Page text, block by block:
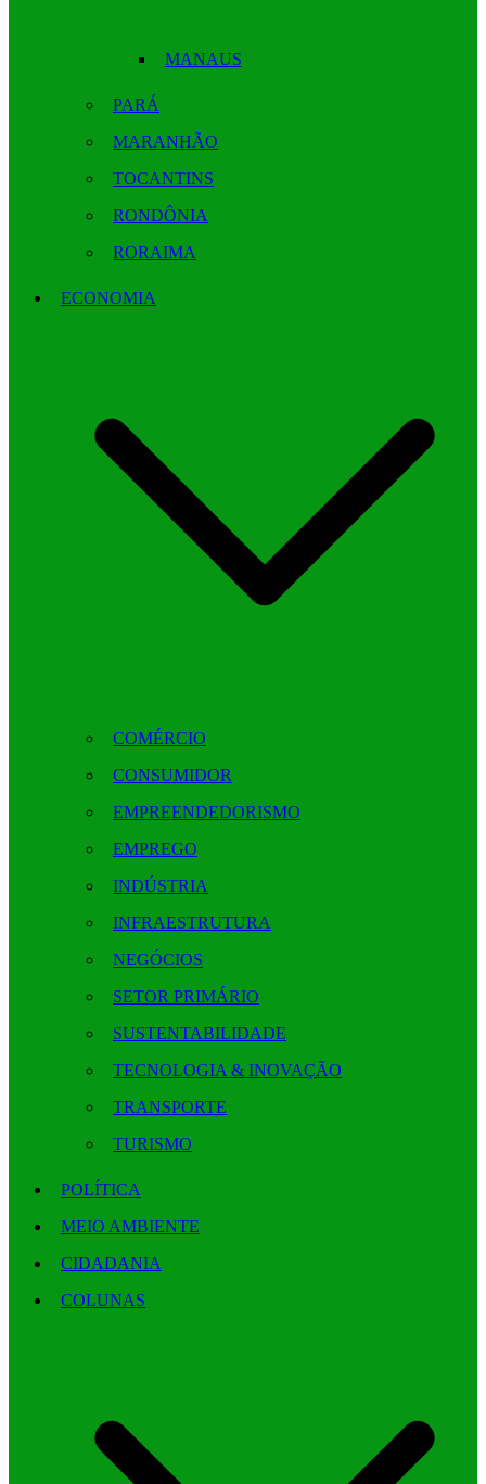
MANAUS
PARÁ
MARANHÃO
TOCANTINS
RONDÔNIA
RORAIMA
ECONOMIA
COMÉRCIO
CONSUMIDOR
EMPREENDEDORISMO
EMPREGO
INDÚSTRIA
INFRAESTRUTURA
NEGÓCIOS
SETOR PRIMÁRIO
SUSTENTABILIDADE
TECNOLOGIA & INOVAÇÃO
TRANSPORTE
TURISMO
POLÍTICA
MEIO AMBIENTE
CIDADANIA
COLUNAS